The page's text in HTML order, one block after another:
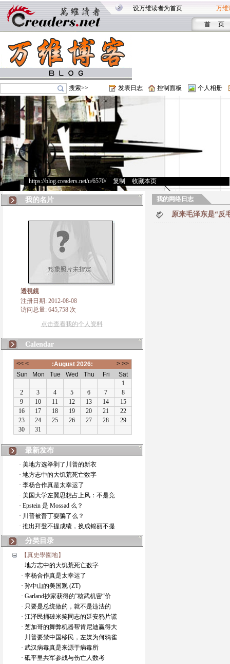
设万维读者为首页 万维
首 页
搜索>> 发表日志 控制面板 个人相册
https://blog.creaders.net/u/6570/> 复制 收藏本页
我的名片
透視鏡
注册日期: 2012-08-08
访问总量: 645,758 次
点击查看我的个人资料
Calendar
最新发布
· 美地方选举剥了川普的新衣
· 地方志中的大饥荒死亡数字
· 李杨合作真是太幸运了
· 美国大学左翼思想占上风：不是竞
· Epstein 是 Mossad 么？
· 川普被普丁耍骗了么？
· 推出拜登不提成绩，换成锦丽不提
分类目录
【真史學園地】
· 地方志中的大饥荒死亡数字
· 李杨合作真是太幸运了
· 孙中山的美国观 (ZT)
· Garland抄家获得的”核武机密“价
· 只要是总统做的，就不是违法的
· 江泽民捅破米笑同志的延安鸦片谎
· 芝加哥的舞弊机器帮肯尼迪赢得大
· 川普要禁中国移民，左媒为何鸦雀
· 武汉病毒真是来源于病毒所
· 砥平里共军参战与伤亡人数考
我的网络日志
原来毛泽东是“反